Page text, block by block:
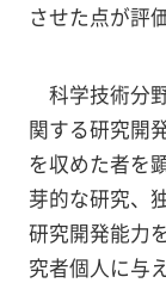
させた点が評
科学技術分
関する研究開
を収めた者を
芽的な研究、
研究開発能力
究者個人に与